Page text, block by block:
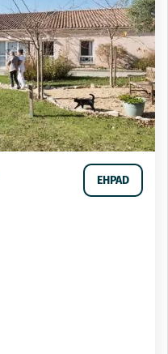
EHPAD